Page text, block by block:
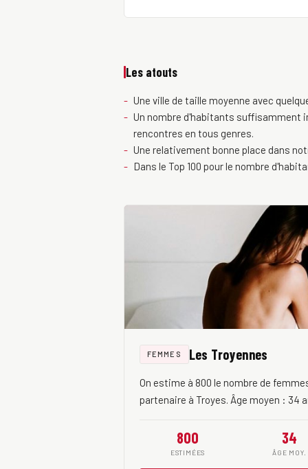
Les atouts
Une ville de taille moyenne avec
Un nombre d'habitants suffisamment
rencontres en tous genres.
Une relativement bonne place dans
Dans le Top 100 pour le nombre
FEMMES Les Troyennes
On estime à 800 le nombre de
partenaire à Troyes. Âge moyen : 34
800
ESTIMÉES
34
ÂGE MOY.